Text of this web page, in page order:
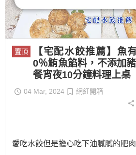
置頂
【宅配水餃推薦】魚
0％鮪魚餡料，不添加
餐宵夜10分鐘料理上桌
04 Mar, 2024
網紅開箱
愛吃水餃但是擔心吃下油膩膩的肥